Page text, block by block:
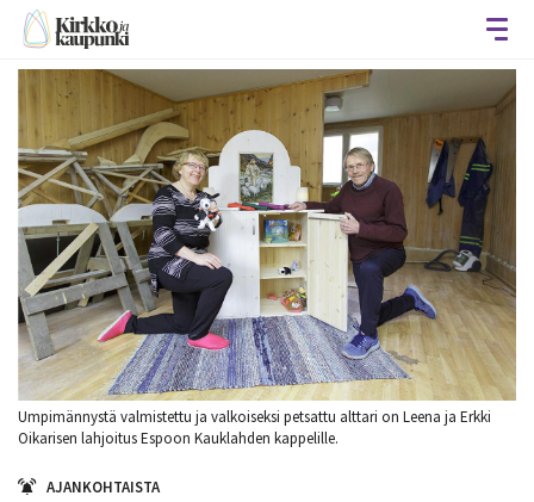
Umpimännystä valmistettu ja valkoiseksi petsattu alttari on Leena ja Erkki
Oikarisen lahjoitus Espoon Kauklahden kappelille.
AJANKOHTAISTA